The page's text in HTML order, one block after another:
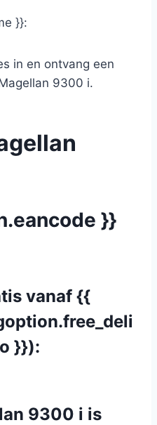
}}:
in en ontvang een
9300 i.
}}
vanaf {{
}}):
9300 i is